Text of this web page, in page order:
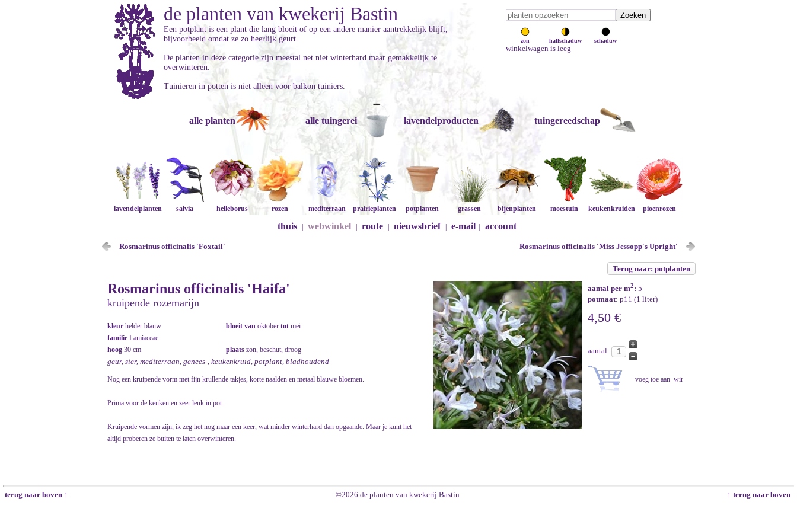
zon halfschaduw schaduw
winkelwagen is leeg
de planten van kwekerij Bastin
Een potplant is een plant die lang bloeit of op een andere manier aantrekkelijk blijft,
bijvoorbeeld omdat ze zo heerlijk geurt.
De planten in deze categorie zijn meestal net niet winterhard maar gemakkelijk te
overwinteren.
Tuinieren in potten is niet alleen voor balkon tuiniers.
alle planten alle tuingerei lavendelproducten tuingereedschap
lavendelplanten salvia helleborus rozen mediterraan prairieplanten potplanten grassen bijenplanten moestuin keukenkruiden pioenrozen
thuis webwinkel route nieuwsbrief e-mail account
Rosmarinus officinalis 'Foxtail' Rosmarinus officinalis 'Miss Jessopp's Upright'
Terug naar: potplanten
Rosmarinus officinalis 'Haifa'
kruipende rozemarijn
kleur helder blauw bloeit van oktober tot mei
familie Lamiaceae
hoog 30 cm plaats zon, beschut, droog
geur, sier, mediterraan, genees-, keukenkruid, potplant, bladhoudend
Nog een kruipende vorm met fijn krullende takjes, korte naalden en metaal blauwe bloemen.
Prima voor de keuken en zeer leuk in pot.
Kruipende vormen zijn, ik zeg het nog maar een keer, wat minder winterhard dan opgaande. Maar je kunt het
altijd proberen ze buiten te laten overwinteren.
aantal per m2: 5
potmaat: p11 (1 liter)
4,50 €
aantal:
terug naar boven ↑ ©2026 de planten van kwekerij Bastin ↑ terug naar boven